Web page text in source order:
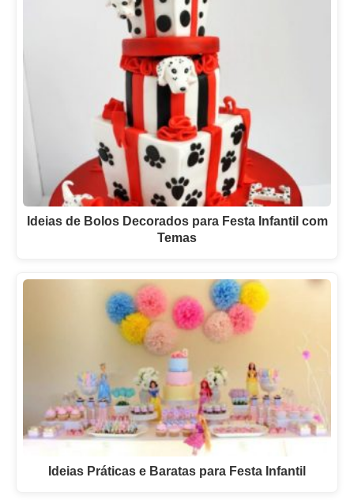
Ideias de Bolos Decorados para Festa Infantil com
Temas
Ideias Práticas e Baratas para Festa Infantil